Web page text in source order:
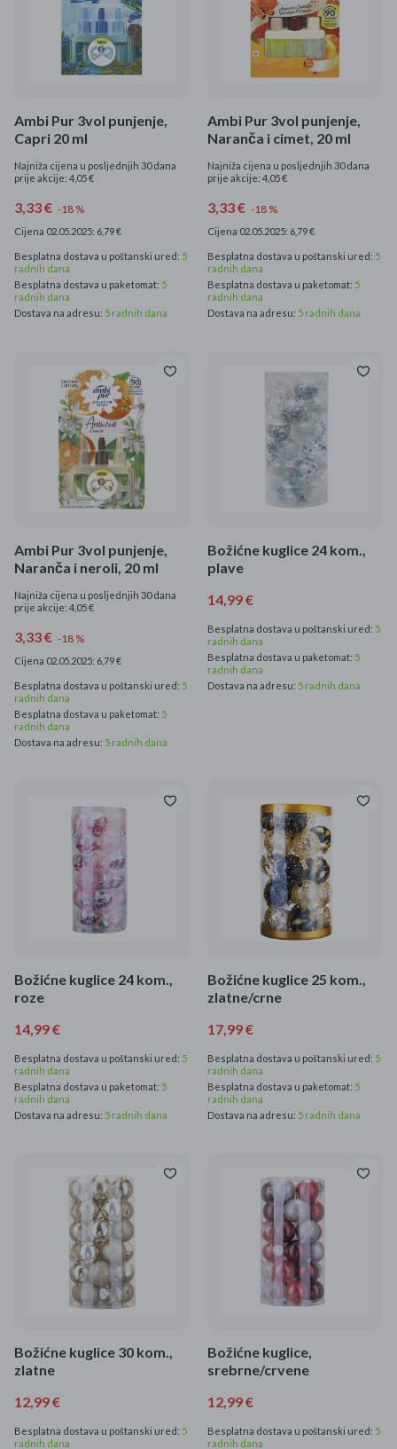
Ambi Pur 3vol punjenje,
Capri 20 ml
Najniža cijena u posljednjih 30 dana
prije akcije: 4,05 €
3,33 € -18 %
Cijena 02.05.2025: 6,79 €
Besplatna dostava u poštanski ured: 5
radnih dana
Besplatna dostava u paketomat: 5
radnih dana
Dostava na adresu: 5 radnih dana
Ambi Pur 3vol punjenje,
Naranča i cimet, 20 ml
Najniža cijena u posljednjih 30 dana
prije akcije: 4,05 €
3,33 € -18 %
Cijena 02.05.2025: 6,79 €
Besplatna dostava u poštanski ured: 5
radnih dana
Besplatna dostava u paketomat: 5
radnih dana
Dostava na adresu: 5 radnih dana
Ambi Pur 3vol punjenje,
Naranča i neroli, 20 ml
Najniža cijena u posljednjih 30 dana
prije akcije: 4,05 €
3,33 € -18 %
Cijena 02.05.2025: 6,79 €
Besplatna dostava u poštanski ured: 5
radnih dana
Besplatna dostava u paketomat: 5
radnih dana
Dostava na adresu: 5 radnih dana
Božićne kuglice 24 kom.,
plave
14,99 €
Besplatna dostava u poštanski ured: 5
radnih dana
Besplatna dostava u paketomat: 5
radnih dana
Dostava na adresu: 5 radnih dana
Božićne kuglice 24 kom.,
roze
14,99 €
Besplatna dostava u poštanski ured: 5
radnih dana
Besplatna dostava u paketomat: 5
radnih dana
Dostava na adresu: 5 radnih dana
Božićne kuglice 25 kom.,
zlatne/crne
17,99 €
Besplatna dostava u poštanski ured: 5
radnih dana
Besplatna dostava u paketomat: 5
radnih dana
Dostava na adresu: 5 radnih dana
Božićne kuglice 30 kom.,
zlatne
12,99 €
Besplatna dostava u poštanski ured: 5
radnih dana
Božićne kuglice,
srebrne/crvene
12,99 €
Besplatna dostava u poštanski ured: 5
radnih dana